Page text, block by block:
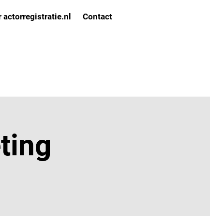
actorregistratie.nl Contact